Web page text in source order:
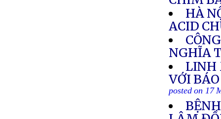
HÀ
ACID
NGHĨA
LINH
VỚI
posted on 17